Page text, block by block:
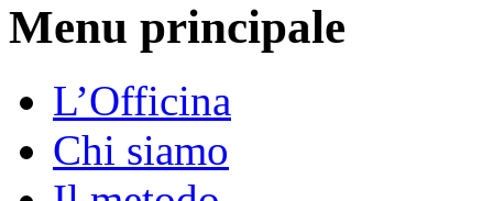
Menu principale
L’Officina
Chi siamo